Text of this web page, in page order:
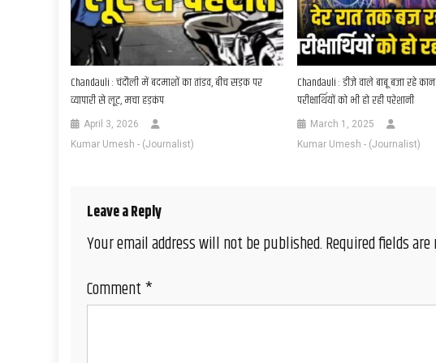
Chandauli : चंदौली में बदमाशों का तांडव, बीच सड़क पर
व्यापारी से लूट, मचा हड़कंप
April 3, 2026
Kumar Umesh - (Journalist)
Chandauli : डीजे वाले बाबू बजा रहे
परीक्षार्थियों को भी हो रही परेशानी
March 1, 2025
Kumar Umesh - (Journalist)
Leave a Reply
Your email address will not be published.Required fields
Comment*